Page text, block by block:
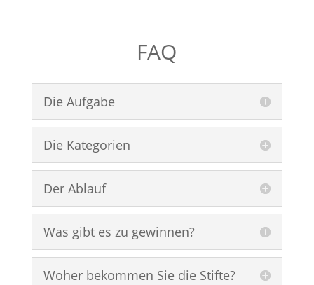
FAQ
Die Aufgabe
Die Kategorien
Der Ablauf
Was gibt es zu gewinnen?
Woher bekommen Sie die Stifte?